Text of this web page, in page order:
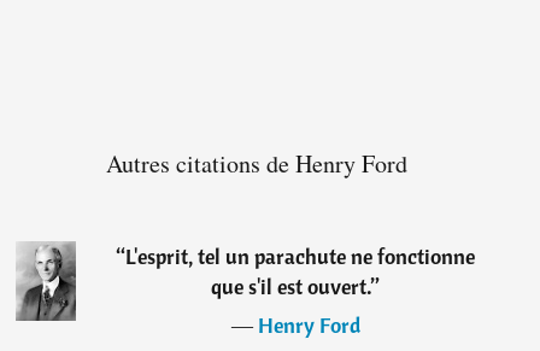
Autres citations de Henry Ford
“L'esprit, tel un parachute ne fonctionne
que s'il est ouvert.”
―Henry Ford